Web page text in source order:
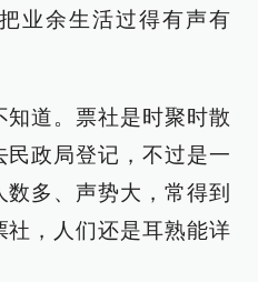
业余生活过得有声有
道。票社是时聚时散
政局登记，不过是一
多、声势大，常得到
，人们还是耳熟能详